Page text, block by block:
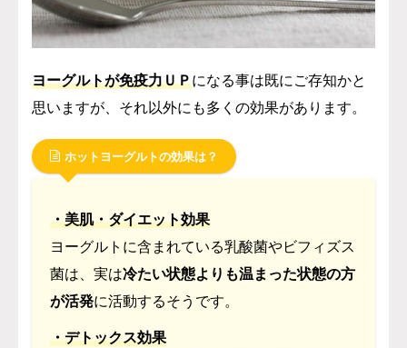
ヨーグルトが免疫力ＵＰになる事は既にご存知かと
思いますが、それ以外にも多くの効果があります。
ホットヨーグルトの効果は？
・美肌・ダイエット効果
ヨーグルトに含まれている乳酸菌やビフィズス
菌は、実は冷たい状態よりも温まった状態の方
が活発に活動するそうです。
・デトックス効果